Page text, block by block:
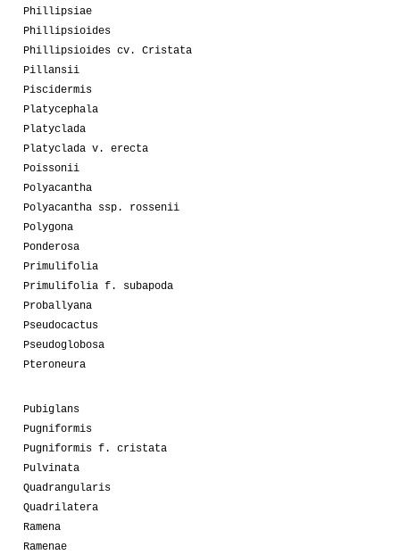
Phillipsiae
Phillipsioides
Phillipsioides cv. Cristata
Pillansii
Piscidermis
Platycephala
Platyclada
Platyclada v. erecta
Poissonii
Polyacantha
Polyacantha ssp. rossenii
Polygona
Ponderosa
Primulifolia
Primulifolia f. subapoda
Proballyana
Pseudocactus
Pseudoglobosa
Pteroneura
Pubiglans
Pugniformis
Pugniformis f. cristata
Pulvinata
Quadrangularis
Quadrilatera
Ramena
Ramenae